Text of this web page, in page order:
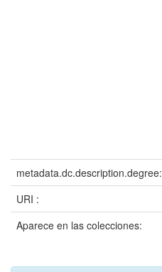
metadata.dc.description.degree:
URI :
Aparece en las colecciones: